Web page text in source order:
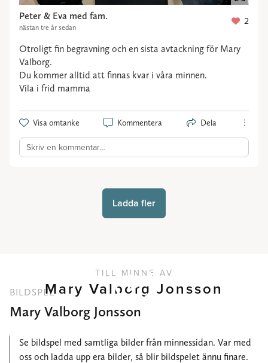
Peter & Eva med fam.
nästan tre år sedan
2
Otroligt fin begravning och en sista avtackning för Mary
Valborg.
Du kommer alltid att finnas kvar i våra minnen.
Vila i frid mamma
Visa omtanke Kommentera Dela
Skriv en kommentar…
Ladda fler
TILL MINNE AV
Mary Valborg Jonsson
BILDSPEL
Mary Valborg Jonsson
Se bildspel med samtliga bilder från minnessidan. Var med
oss och ladda upp era bilder, så blir bildspelet ännu finare.